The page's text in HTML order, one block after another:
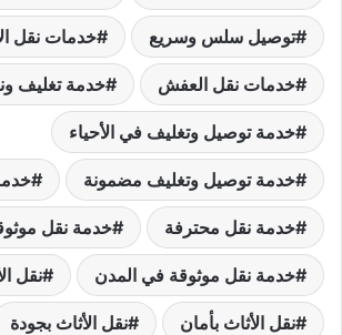
توصيل سلس وسريع خدمات نقل
خدمات نقل العفش خدمة تغليف
خدمة توصيل وتغليف في الأحياء
خدمة توصيل وتغليف مضمونة
خدمة نقل محترفة خدمة نقل
خدمة نقل موثوقة في المدن نقل
نقل الأثاث بأمان نقل الأثاث بجودة